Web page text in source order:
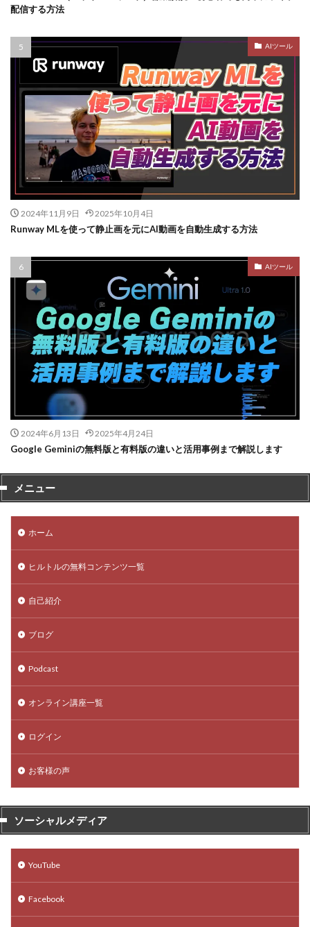
配信する方法
AIツール
2024年11月9日 2025年10月4日
Runway MLを使って静止画を元にAI動画を自動生成する方法
AIツール
2024年6月13日 2025年4月24日
Google Geminiの無料版と有料版の違いと活用事例まで解説します
メニュー
ホーム
ヒルトルの無料コンテンツ一覧
自己紹介
ブログ
Podcast
オンライン講座一覧
ログイン
お客様の声
ソーシャルメディア
YouTube
Facebook